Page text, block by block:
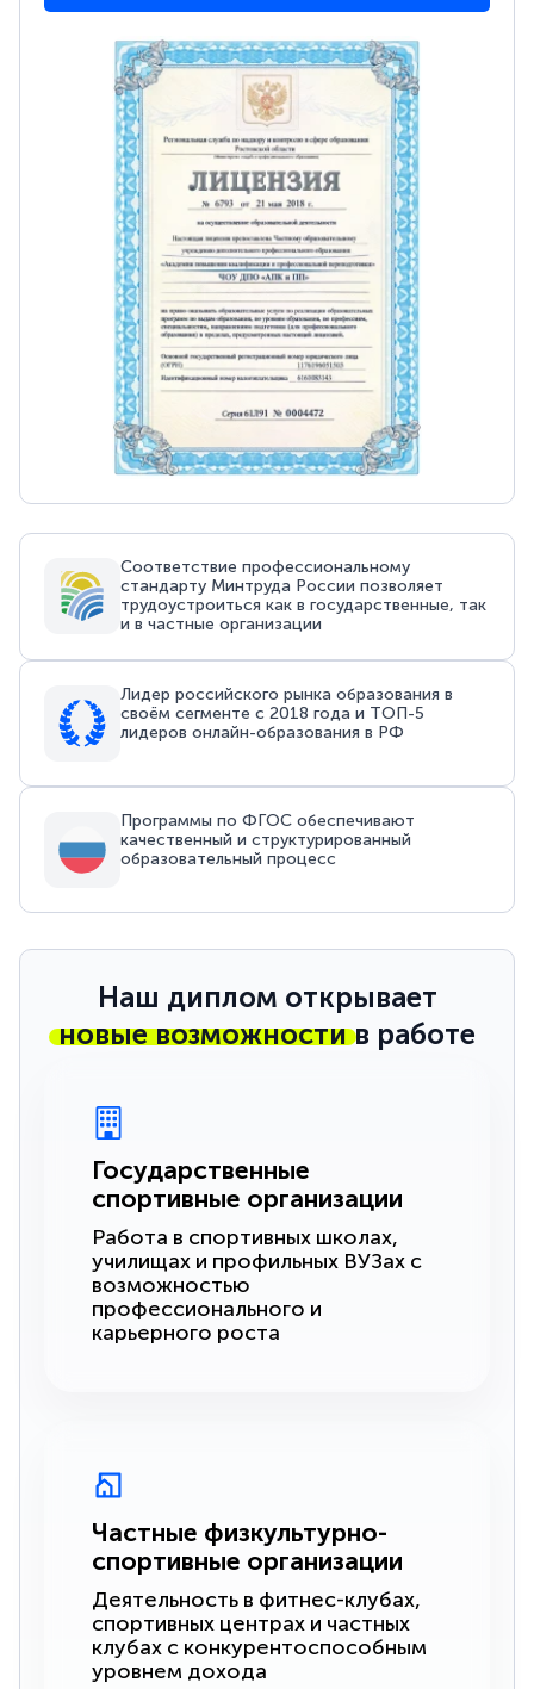
Соответствие профессиональному
стандарту Минтруда России позволяет
трудоустроиться как в государственные, так
и в частные организации
Лидер российского рынка образования в
своём сегменте с 2018 года и ТОП-5
лидеров онлайн-образования в РФ
Программы по ФГОС обеспечивают
качественный и структурированный
образовательный процесс
Наш диплом открывает
новые возможностив работе
Государственные
спортивные организации
Работа в спортивных школах,
училищах и профильных ВУЗах с
возможностью
профессионального и
карьерного роста
Частные физкультурно-
спортивные организации
Деятельность в фитнес-клубах,
спортивных центрах и частных
клубах с конкурентоспособным
уровнем дохода